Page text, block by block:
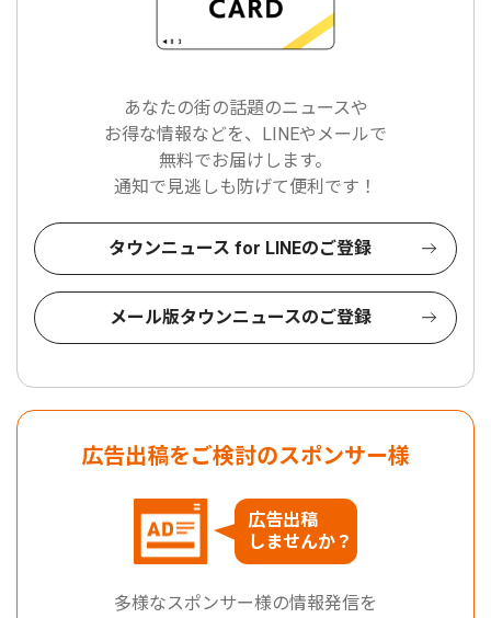
あなたの街の話題のニュースや
お得な情報などを、LINEやメールで
無料でお届けします。
通知で見逃しも防げて便利です！
タウンニュース for LINEのご登録
メール版タウンニュースのご登録
広告出稿をご検討のスポンサー様
広告出稿
しませんか？
多様なスポンサー様の情報発信を